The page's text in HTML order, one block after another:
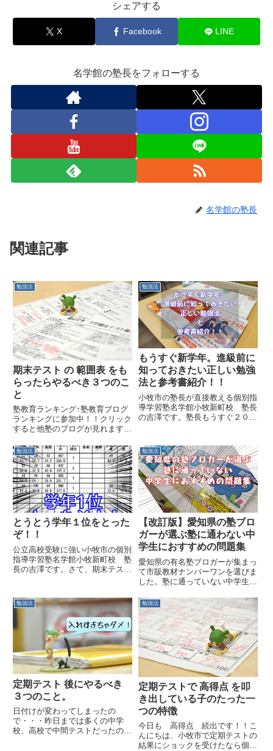
シェアする
X Facebook LINE
名学館の塾長をフォローする
名学館の塾長
関連記事
勉強法
期末テスト の 範囲表 をも
らったらやるべき３つのこ
と
塾教育ランキング↑塾教育ブログ
ランキングに参加中！！クリック
すると他塾のブログが見れます。
ぞ！！さて、近隣中学校は６月２
０、２１、２２日から期末テスト
です。と、いう訳で 期末テスト
範囲表 が配られています。な
ぜ...
勉強法
もうすぐ新学年。進級前に
知っておきたい正しい勉強
法と参考書紹介！！
小牧市の塾長が直接教える個別指
導学習塾名学館小牧新町校 塾長
の吉澤です。塾長もうすぐ２０２
学館カレンダー予定当塾は４月１
日が２０２２年度最終授業で、そ
こから１週間お休み...
勉強法
とうとう学年１位をとった
ぞ！！
公立高校受験に強い小牧市の個別
指導学習塾名学館小牧新町校 塾
長の吉澤です。さて、期末テスト
た生徒、悪かった生徒もちろんど
ちらもいます。そんな中、いつも
１桁台を取っているＮくん！！
と...
勉強法
【改訂版】愛知県の塾ブロ
ガーが選ぶ塾に通わない中
学生におすすめの問題集
愛知県の有名塾ブロガーが集まっ
て市販教材ナンバーワンを選びま
した。塾に通っていない中学生が
題集を百戦錬磨の塾長たちが選び
ました。要点のまとめ、練習問
題、解答・解説。これがバランス
よく載っている本はどれか。是非
ブログをチェックしてください。
勉強法
定期テスト 後にやるべき
３つのこと。
日付けが変わってしまったの
で・・・昨日までは多くの中学
校、高校で中間テストだったので
勉強法
定期テストで 高得点 を叩
き出している子のたった一
つの特徴
今日も 高得点 続出です！！こ
んにちは、小牧市で定期テストの
結果にショックを受けたなら個別